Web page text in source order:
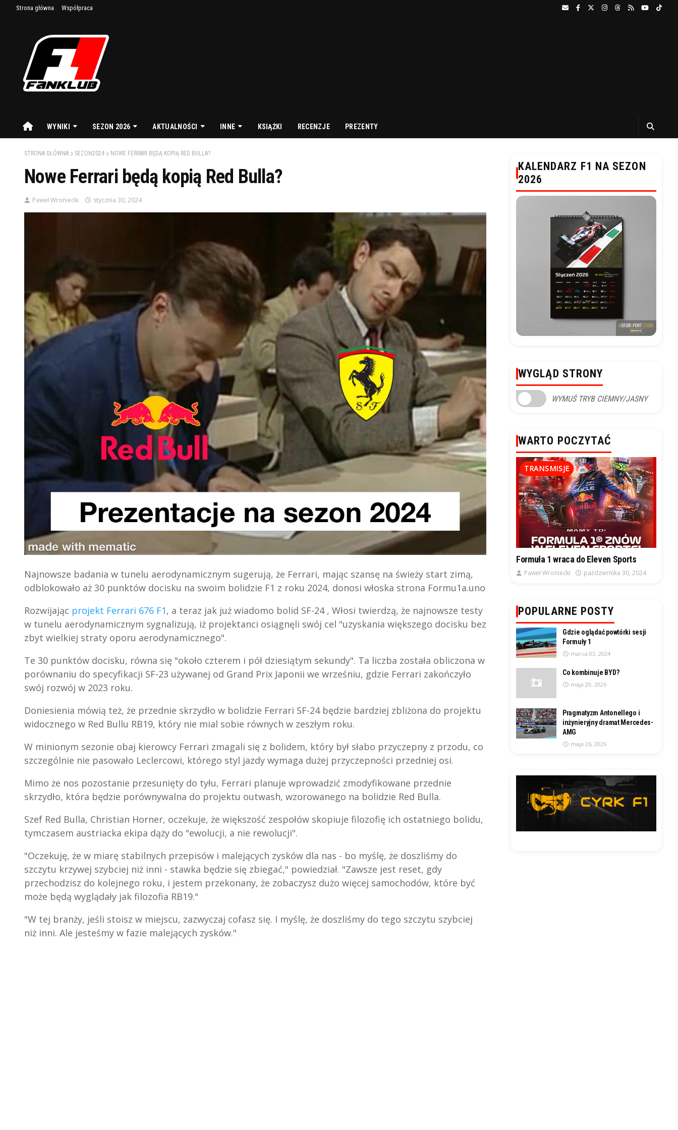
Strona główna Współpraca
WYNIKI SEZON 2026 AKTUALNOŚCI INNE KSIĄŻKI RECENZJE PREZENTY
STRONA GŁÓWNA SEZON2024 NOWE FERRARI BĘDĄ KOPIĄ RED BULLA?
Nowe Ferrari będą kopią Red Bulla?
Paweł Wroniecki stycznia 30, 2024
Najnowsze badania w tunelu aerodynamicznym sugerują, że Ferrari, mając szansę na świeży start zimą,
odblokowało aż 30 punktów docisku na swoim bolidzie F1 z roku 2024, donosi włoska strona Formu1a.uno
Rozwijając projekt Ferrari 676 F1, a teraz jak już wiadomo bolid SF-24 , Włosi twierdzą, że najnowsze testy
w tunelu aerodynamicznym sygnalizują, iż projektanci osiągnęli swój cel "uzyskania większego docisku bez
zbyt wielkiej straty oporu aerodynamicznego".
Te 30 punktów docisku, równa się "około czterem i pół dziesiątym sekundy". Ta liczba została obliczona w
porównaniu do specyfikacji SF-23 używanej od Grand Prix Japonii we wrześniu, gdzie Ferrari zakończyło
swój rozwój w 2023 roku.
Doniesienia mówią też, że przednie skrzydło w bolidzie Ferrari SF-24 będzie bardziej zbliżona do projektu
widocznego w Red Bullu RB19, który nie mial sobie równych w zeszłym roku.
W minionym sezonie obaj kierowcy Ferrari zmagali się z bolidem, który był słabo przyczepny z przodu, co
szczególnie nie pasowało Leclercowi, którego styl jazdy wymaga dużej przyczepności przedniej osi.
Mimo że nos pozostanie przesunięty do tyłu, Ferrari planuje wprowadzić zmodyfikowane przednie
skrzydło, która będzie porównywalna do projektu outwash, wzorowanego na bolidzie Red Bulla.
Szef Red Bulla, Christian Horner, oczekuje, że większość zespołów skopiuje filozofię ich ostatniego bolidu,
tymczasem austriacka ekipa dąży do "ewolucji, a nie rewolucji".
"Oczekuję, że w miarę stabilnych przepisów i malejących zysków dla nas - bo myślę, że doszliśmy do
szczytu krzywej szybciej niż inni - stawka będzie się zbiegać," powiedział. "Zawsze jest reset, gdy
przechodzisz do kolejnego roku, i jestem przekonany, że zobaczysz dużo więcej samochodów, które być
może będą wyglądały jak filozofia RB19."
"W tej branży, jeśli stoisz w miejscu, zazwyczaj cofasz się. I myślę, że doszliśmy do tego szczytu szybciej
niż inni. Ale jesteśmy w fazie malejących zysków."
KALENDARZ F1 NA SEZON
2026
WYGLĄD STRONY
WYMUŚ TRYB CIEMNY/JASNY
WARTO POCZYTAĆ
TRANSMISJE
Formuła 1 wraca do Eleven Sports
Paweł Wroniecki października 30, 2024
POPULARNE POSTY
Gdzie oglądać powtórki sesji
Formuły 1
marca 03, 2024
Co kombinuje BYD?
maja 29, 2026
Pragmatyzm Antonellego i
inżynieryjny dramat Mercedes-
AMG
maja 26, 2026